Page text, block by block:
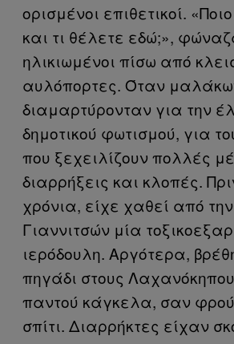
ορισμένοι επιθετικοί.
και τι θέλετε εδώ;»,
ηλικιωμένοι πίσω από
αυλόπορτες. Όταν
διαμαρτύρονταν για την
δημοτικού φωτισμού, για
που ξεχειλίζουν πολλές
διαρρήξεις και κλοπές.
χρόνια, είχε χαθεί από
Γιαννιτσών μία
ιερόδουλη. Αργότερα,
πηγάδι στους
παντού κάγκελα, σαν
σπίτι. Διαρρήκτες είχαν